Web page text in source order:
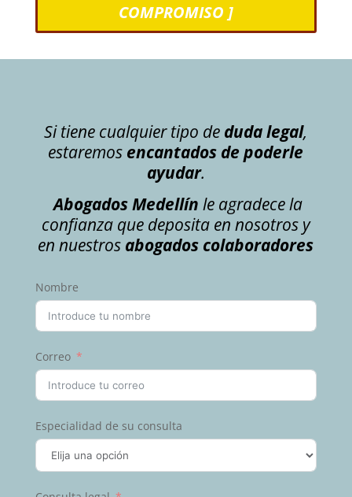
COMPROMISO ]
Si tiene cualquier tipo de duda legal,
estaremos encantados de poderle
ayudar.
Abogados Medellín le agradece la
confianza que deposita en nosotros y
en nuestros abogados colaboradores
Nombre
Correo
Especialidad de su consulta